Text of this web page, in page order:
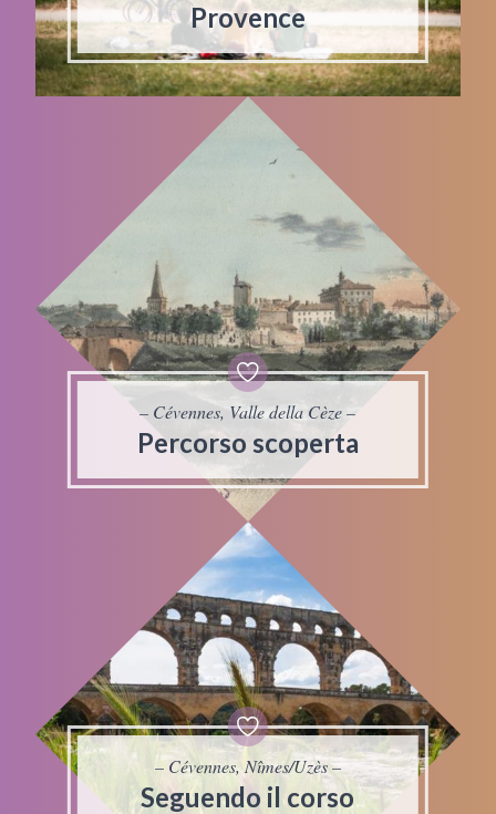
Provence
– Cévennes, Valle della Cèze –
Percorso scoperta
– Cévennes, Nîmes/Uzès –
Seguendo il corso